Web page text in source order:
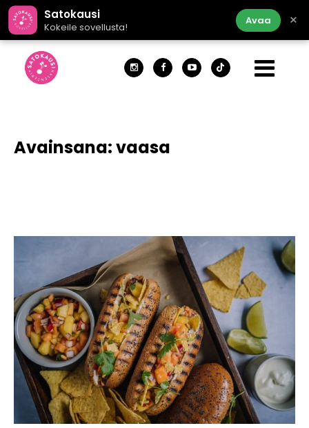
Satokausi
Kokeile sovellusta!
Avaa ×
Avainsana:vaasa